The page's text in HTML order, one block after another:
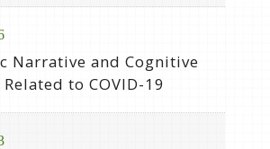
Narrative and Cognitive
to COVID-19